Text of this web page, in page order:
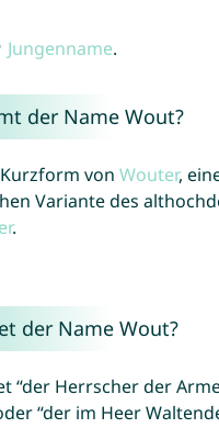
Jungenname.
der Name Wout?
von Wouter,
Variante des
.
der Name Wout?
“der Herrscher der
“der im Heer